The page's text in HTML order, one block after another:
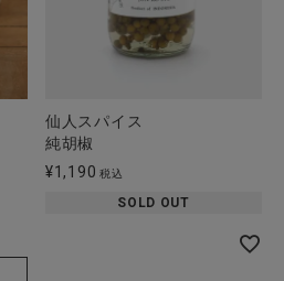
仙人スパイス
純胡椒
¥1,190 税込
SOLD OUT